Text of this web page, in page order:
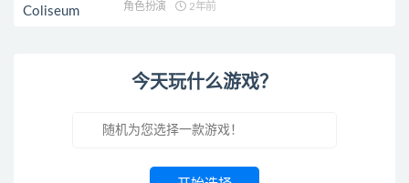
角色扮演 2年前
今天玩什么游戏？